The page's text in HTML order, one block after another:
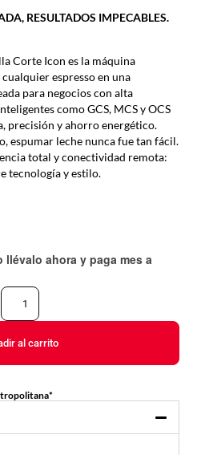
RESULTADOS IMPECABLES.
Corte Icon es la máquina
espresso en una
para negocios con alta
como GCS, MCS y OCS
precisión y ahorro energético.
espumar leche nunca fue tan fácil.
total y conectividad remota:
tecnología y estilo.
llévalo ahora y paga mes a
al carrito